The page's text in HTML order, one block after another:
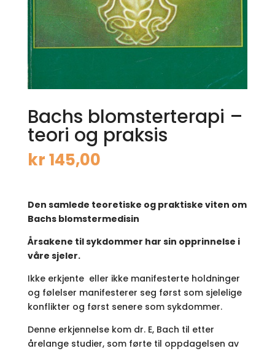
Bachs blomsterterapi –
teori og praksis
kr145,00
Den samlede teoretiske og praktiske viten om
Bachs blomstermedisin
Årsakene til sykdommer har sin opprinnelse i
våre sjeler.
Ikke erkjente eller ikke manifesterte holdninger
og følelser manifesterer seg først som sjelelige
konflikter og først senere som sykdommer.
Denne erkjennelse kom dr. E, Bach til etter
årelange studier, som førte til oppdagelsen av